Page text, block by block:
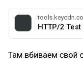
Там вбиваем свой